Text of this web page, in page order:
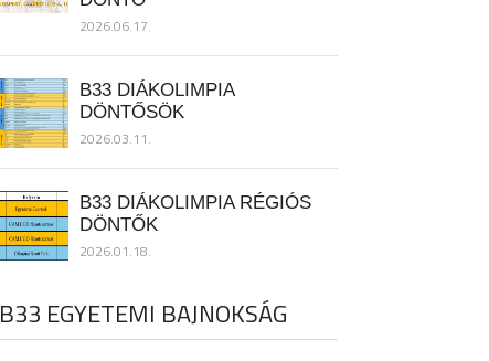
2026.06.17.
B33 DIÁKOLIMPIA
DÖNTŐSÖK
2026.03.11.
B33 DIÁKOLIMPIA RÉGIÓS
DÖNTŐK
2026.01.18.
B33 EGYETEMI BAJNOKSÁG